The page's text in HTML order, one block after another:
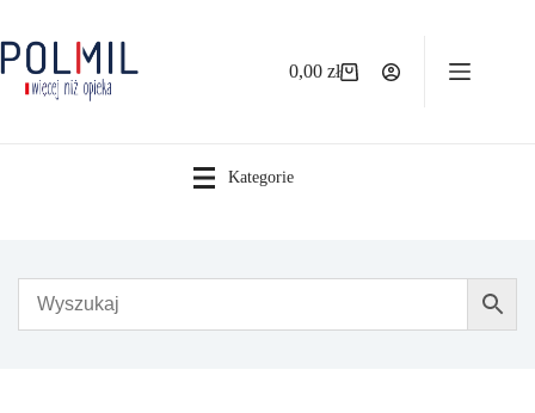
treści
Koszyk
0,00zł
Kategorie